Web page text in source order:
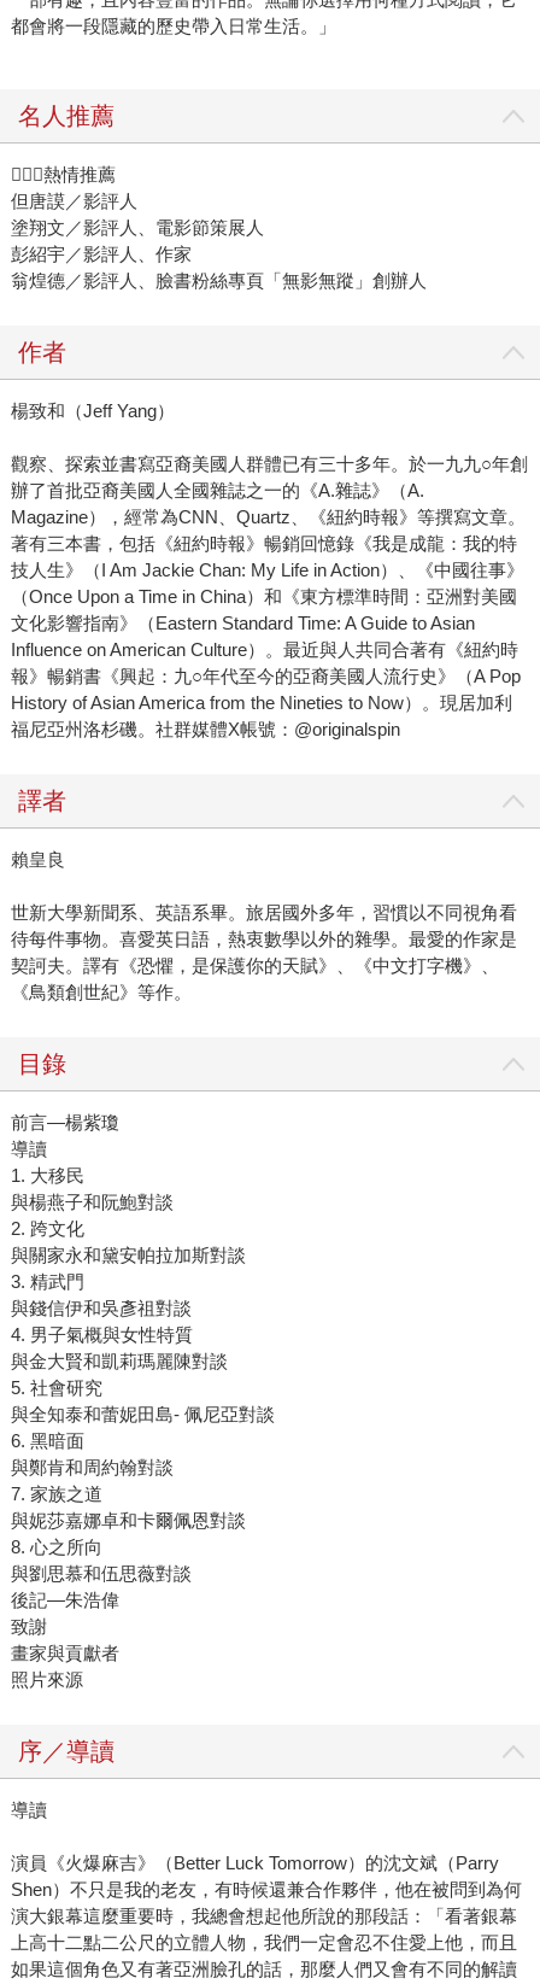
都會將一段隱藏的歷史帶入日常生活。」
名人推薦
熱情推薦
但唐謨／影評人
塗翔文／影評人、電影節策展人
彭紹宇／影評人、作家
翁煌德／影評人、臉書粉絲專頁「無影無蹤」創辦人
作者
楊致和（Jeff Yang）
觀察、探索並書寫亞裔美國人群體已有三十多年。於一九九○年創
辦了首批亞裔美國人全國雜誌之一的《A.雜誌》（A.
Magazine），經常為CNN、Quartz、《紐約時報》等撰寫文章。
著有三本書，包括《紐約時報》暢銷回憶錄《我是成龍：我的特
技人生》（I Am Jackie Chan: My Life in Action）、《中國往事》
（Once Upon a Time in China）和《東方標準時間：亞洲對美國
文化影響指南》（Eastern Standard Time: A Guide to Asian
Influence on American Culture）。最近與人共同合著有《紐約時
報》暢銷書《興起：九○年代至今的亞裔美國人流行史》（A Pop
History of Asian America from the Nineties to Now）。現居加利
福尼亞州洛杉磯。社群媒體X帳號：@originalspin
譯者
賴皇良
世新大學新聞系、英語系畢。旅居國外多年，習慣以不同視角看
待每件事物。喜愛英日語，熱衷數學以外的雜學。最愛的作家是
契訶夫。譯有《恐懼，是保護你的天賦》、《中文打字機》、
《鳥類創世紀》等作。
目錄
前言—楊紫瓊
導讀
1. 大移民
與楊燕子和阮鮑對談
2. 跨文化
與關家永和黛安帕拉加斯對談
3. 精武門
與錢信伊和吳彥祖對談
4. 男子氣概與女性特質
與金大賢和凱莉瑪麗陳對談
5. 社會研究
與全知泰和蕾妮田島- 佩尼亞對談
6. 黑暗面
與鄭肯和周約翰對談
7. 家族之道
與妮莎嘉娜卓和卡爾佩恩對談
8. 心之所向
與劉思慕和伍思薇對談
後記—朱浩偉
致謝
畫家與貢獻者
照片來源
序／導讀
導讀
演員《火爆麻吉》（Better Luck Tomorrow）的沈文斌（Parry
Shen）不只是我的老友，有時候還兼合作夥伴，他在被問到為何
演大銀幕這麼重要時，我總會想起他所說的那段話：「看著銀幕
上高十二點二公尺的立體人物，我們一定會忍不住愛上他，而且
如果這個角色又有著亞洲臉孔的話，那麼人們又會有不同的解讀